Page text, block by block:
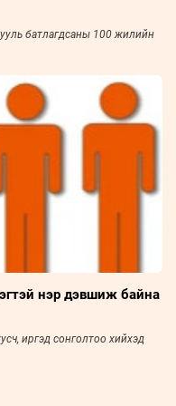
батлагдсаны 100 жилийн
нэр дэвшиж байна
иргэд сонголтоо хийхэд